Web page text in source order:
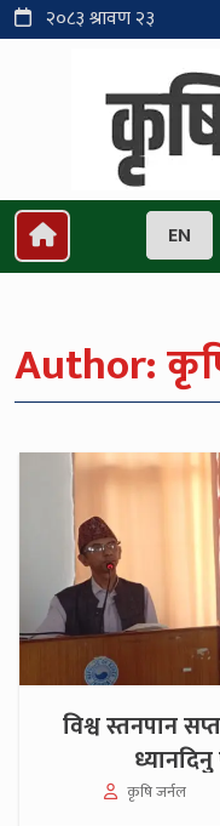
२०८३ श्रावण २३
EN
Author:
विश्व स्तनपान
कृषि जर्नल